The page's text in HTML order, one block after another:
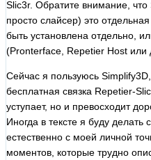
Slic3r. Обратите внимание, что
просто слайсер) это
быть установлена отдельно,
(Pronterface, Repetier Host или
Сейчас я пользуюсь
бесплатная связка Repetier-
уступает, но и превосходит
Иногда в тексте я буду делать
естественно с моей личной
моментов, которые трудно